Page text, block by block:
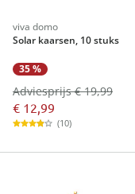
viva domo
Solar kaarsen, 10 stuks
35 %
€ 12,99
Adviesprijs € 19,99
(10)